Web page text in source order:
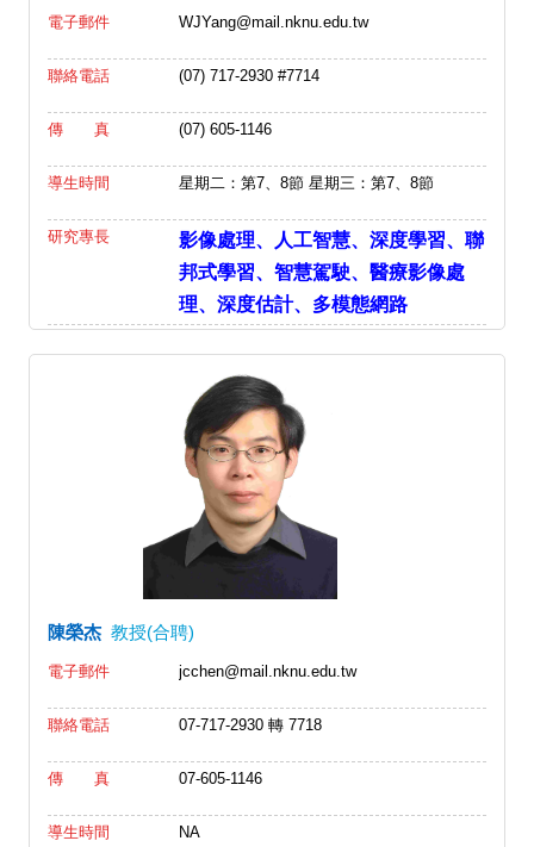
電子郵件 WJYang@mail.nknu.edu.tw
聯絡電話 (07) 717-2930 #7714
傳 真 (07) 605-1146
導生時間 星期二：第7、8節 星期三：第7、8節
研究專長
影像處理、人工智慧、深度學習、聯
邦式學習、智慧駕駛、醫療影像處
理、深度估計、多模態網路
陳榮杰 教授(合聘)
電子郵件 jcchen@mail.nknu.edu.tw
聯絡電話 07-717-2930 轉 7718
傳 真 07-605-1146
導生時間 NA